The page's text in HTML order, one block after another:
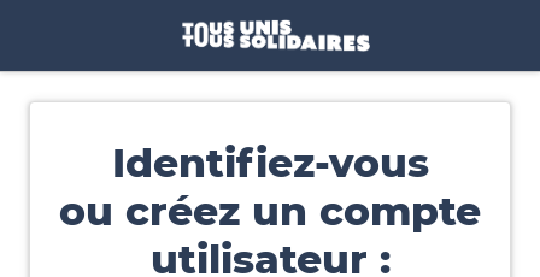
Identifiez-vous
ou créez un compte
utilisateur :